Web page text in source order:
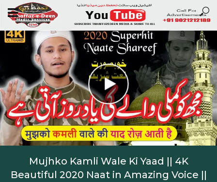
Mujhko Kamli Wale Ki Yaad || 4K
Beautiful 2020 Naat in Amazing Voice ||